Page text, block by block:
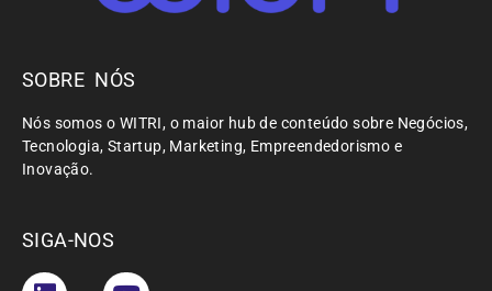
SOBRE NÓS
Nós somos o WITRI, o maior hub de conteúdo sobre Negócios,
Tecnologia, Startup, Marketing, Empreendedorismo e
Inovação.
SIGA-NOS